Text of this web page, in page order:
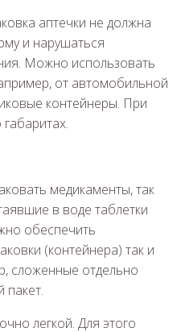
аптечки не должна
и нарушаться
Можно использовать
от автомобильной
контейнеры. При
медикаменты, так
в воде таблетки
обеспечить
(контейнера) так и
сложенные отдельно
пакет.
легкой. Для этого